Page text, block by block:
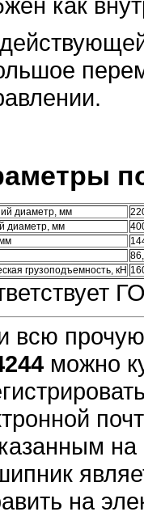
диаметр, мм
диаметр, мм
грузоподъемность, кН
всю
можно
на